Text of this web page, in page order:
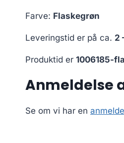
Farve: Flaskegrøn
Leveringstid er på ca. 2
Produktid er 1006185-
Anmeldelse
Se om vi har en